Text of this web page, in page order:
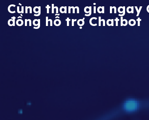
Cùng tham gia ngay
đồng hỗ trợ Chatbot